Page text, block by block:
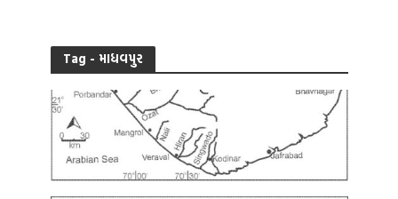
Tag - માધવપુર